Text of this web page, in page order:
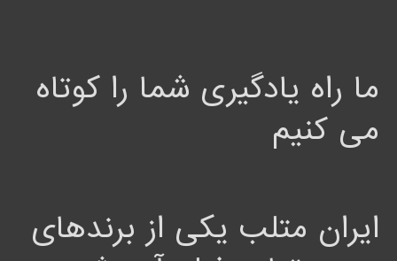
ما راه یادگیری شما را کوتاه
می کنیم
ایران متلب یکی از برندهای